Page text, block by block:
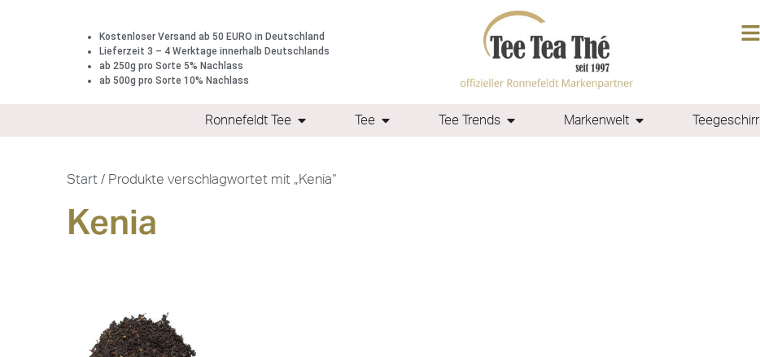
Kostenloser Versand ab 50 EURO in Deutschland
Lieferzeit 3 – 4 Werktage innerhalb Deutschlands
ab 250g pro Sorte 5% Nachlass
ab 500g pro Sorte 10% Nachlass
Ronnefeldt Tee Tee Tee Trends Markenwelt Teegeschirr
Start / Produkte verschlagwortet mit „Kenia“
Kenia